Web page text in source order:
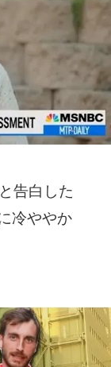
告白した
冷ややか